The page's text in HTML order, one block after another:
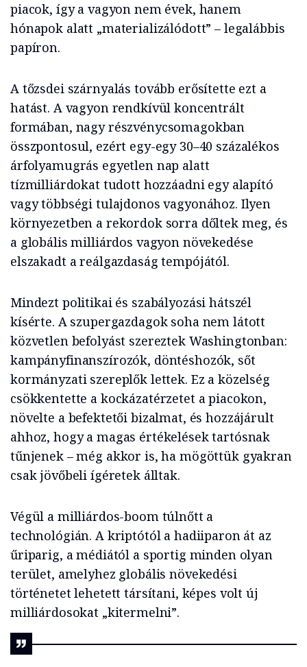
piacok, így a vagyon nem évek, hanem
hónapok alatt „materializálódott” – legalábbis
papíron.
A tőzsdei szárnyalás tovább erősítette ezt a
hatást. A vagyon rendkívül koncentrált
formában, nagy részvénycsomagokban
összpontosul, ezért egy-egy 30–40 százalékos
árfolyamugrás egyetlen nap alatt
tízmilliárdokat tudott hozzáadni egy alapító
vagy többségi tulajdonos vagyonához. Ilyen
környezetben a rekordok sorra dőltek meg, és
a globális milliárdos vagyon növekedése
elszakadt a reálgazdaság tempójától.
Mindezt politikai és szabályozási hátszél
kísérte. A szupergazdagok soha nem látott
közvetlen befolyást szereztek Washingtonban:
kampányfinanszírozók, döntéshozók, sőt
kormányzati szereplők lettek. Ez a közelség
csökkentette a kockázatérzetet a piacokon,
növelte a befektetői bizalmat, és hozzájárult
ahhoz, hogy a magas értékelések tartósnak
tűnjenek – még akkor is, ha mögöttük gyakran
csak jövőbeli ígéretek álltak.
Végül a milliárdos-boom túlnőtt a
technológián. A kriptótól a hadiiparon át az
űriparig, a médiától a sportig minden olyan
terület, amelyhez globális növekedési
történetet lehetett társítani, képes volt új
milliárdosokat „kitermelni”.